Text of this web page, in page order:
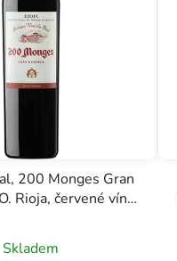
200 Monges Gran
Rioja, červené víno
Skladem